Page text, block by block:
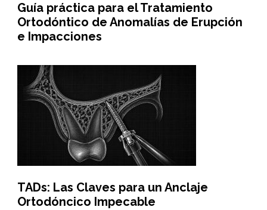
Guía práctica para el Tratamiento
Ortodóntico de Anomalías de Erupción
e Impacciones
TADs: Las Claves para un Anclaje
Ortodóncico Impecable